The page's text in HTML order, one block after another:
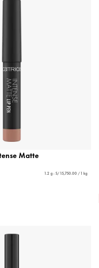
Matte
1.2 g - S/ 15,750.00 / 1 kg